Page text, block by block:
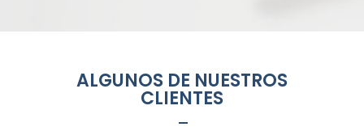
ALGUNOS DE NUESTROS
CLIENTES